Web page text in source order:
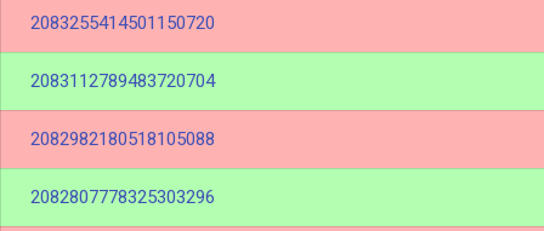
2083255414501150720
2083112789483720704
2082982180518105088
2082807778325303296